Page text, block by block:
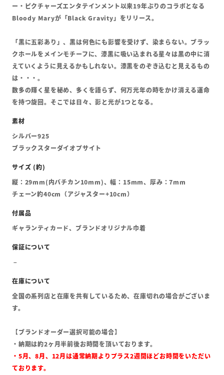
ー・ピクチャーズエンタテインメント以来19年ぶりのコラボとなる
Bloody Maryが「Black Gravity」をリリース。
「黒に五彩あり」、黒は何色にも影響を受けず、染まらない。ブラッ
クホールをメインモチーフに、漆黒に吸い込まれる星々は黒の中に消
えていくように見えるかもしれない。漆黒をのぞき込むと見えるもの
は・・・。
数多の輝く星を秘め、多くを語らず、何万光年の時をかけ消える運命
を持つ旋回。そこでは日々、影と光が1つとなる。
シルバー925
ブラックスターダイオプサイト
縦：29mm(内バチカン10mm)、幅：15mm、厚み：7mm
チェーン約40cm（アジャスター+10cm）
ギャランティカード、ブランドオリジナル巾着
全国の系列店と在庫を共有しているため、在庫切れの場合がございま
す。
【ブランドオーダー選択可能の場合】
・納期は約2ヶ月半前後お時間を頂いております。
・5月、8月、12月は通常納期よりプラス2週間ほどお時間をいただい
ております。